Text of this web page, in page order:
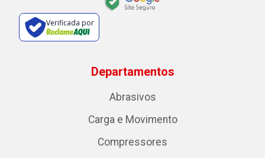
Verificada por
Departamentos
Abrasivos
Carga e Movimento
Compressores